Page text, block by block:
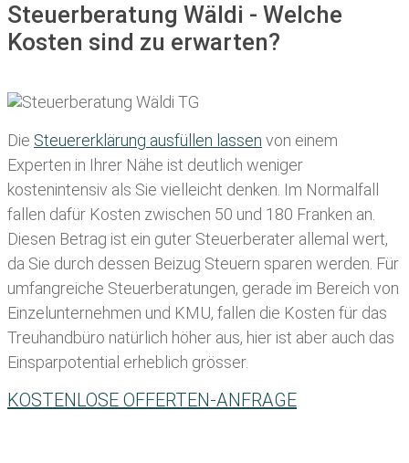
Steuerberatung Wäldi - Welche
Kosten sind zu erwarten?
Die Steuererklärung ausfüllen lassen von einem
Experten in Ihrer Nähe ist deutlich weniger
kostenintensiv als Sie vielleicht denken. Im Normalfall
fallen dafür Kosten zwischen 50 und 180 Franken an.
Diesen Betrag ist ein guter Steuerberater allemal wert,
da Sie durch dessen Beizug Steuern sparen werden. Für
umfangreiche Steuerberatungen, gerade im Bereich von
Einzelunternehmen und KMU, fallen die Kosten für das
Treuhandbüro natürlich höher aus, hier ist aber auch das
Einsparpotential erheblich grösser.
KOSTENLOSE OFFERTEN-ANFRAGE